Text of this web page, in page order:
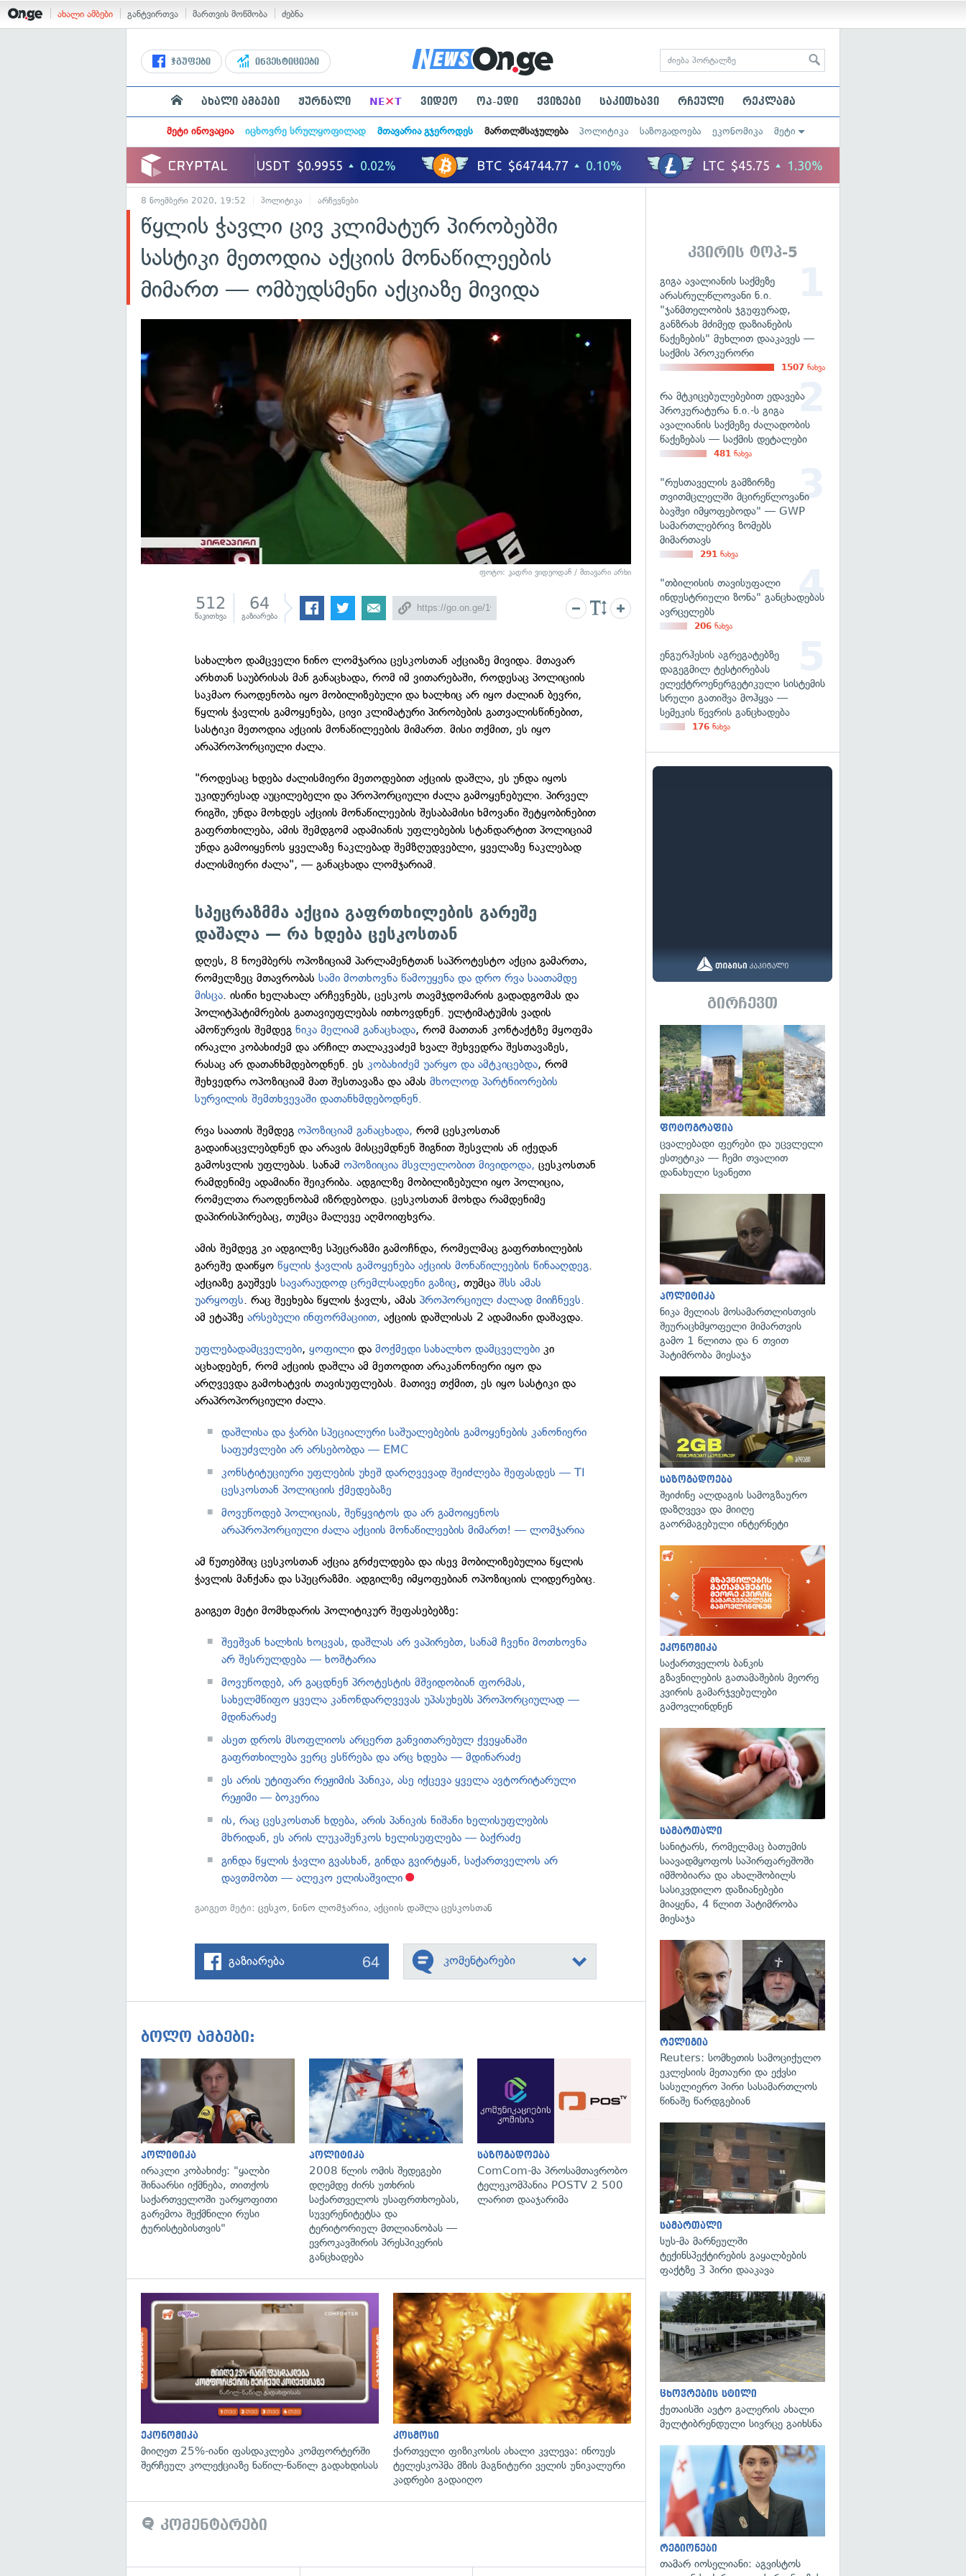
ახალი ამბები განტვირთვა მართვის მოწმობა ძებნა
ჯგუფები ინვესტიციები
ახალი ამბები ჟურნალი NE×T ვიდეო ოპ-ედი ქვიზები საკითხავი რჩეული რეკლამა
მეტი ინოვაცია იცხოვრე სრულყოფილად მთავარია გჯეროდეს მართლმსაჯულება პოლიტიკა საზოგადოება ეკონომიკა მეტი
8 ნოემბერი 2020, 19:52 პოლიტიკა არჩევნები
წყლის ჭავლი ცივ კლიმატურ პირობებში
სასტიკი მეთოდია აქციის მონაწილეების
მიმართ — ომბუდსმენი აქციაზე მივიდა
ფოტო: კადრი ვიდეოდან / მთავარი არხი
512
წაკითხვა
64
გაზიარება
სახალხო დამცველი ნინო ლომჯარია ცესკოსთან აქციაზე მივიდა. მთავარ
არხთან საუბრისას მან განაცხადა, რომ იმ ვითარებაში, როდესაც პოლიციის
საკმაო რაოდენობა იყო მობილიზებული და ხალხიც არ იყო ძალიან ბევრი,
წყლის ჭავლის გამოყენება, ცივი კლიმატური პირობების გათვალისწინებით,
სასტიკი მეთოდია აქციის მონაწილეების მიმართ. მისი თქმით, ეს იყო
არაპროპორციული ძალა.
"როდესაც ხდება ძალისმიერი მეთოდებით აქციის დაშლა, ეს უნდა იყოს
უკიდურესად აუცილებელი და პროპორციული ძალა გამოყენებული. პირველ
რიგში, უნდა მოხდეს აქციის მონაწილეების შესაბამისი ხმოვანი შეტყობინებით
გაფრთხილება, ამის შემდგომ ადამიანის უფლებების სტანდარტით პოლიციამ
უნდა გამოიყენოს ყველაზე ნაკლებად შემზღუდვებლი, ყველაზე ნაკლებად
ძალისმიერი ძალა", — განაცხადა ლომჯარიამ.
სპეცრაზმმა აქცია გაფრთხილების გარეშე
დაშალა — რა ხდება ცესკოსთან
დღეს, 8 ნოემბერს ოპოზიციამ პარლამენტთან საპროტესტო აქცია გამართა,
რომელზეც მთავრობასსამი მოთხოვნა წამოუყენა და დრო რვა საათამდე
მისცა. ისინი ხელახალ არჩევნებს, ცესკოს თავმჯდომარის გადადგომას და
პოლიტპატიმრების გათავიუფლებას ითხოვდნენ. ულტიმატუმის ვადის
ამოწურვის შემდეგნიკა მელიამ განაცხადა, რომ მათთან კონტაქტზე მყოფმა
ირაკლი კობახიძემ და არჩილ თალაკვაძემ ხვალ შეხვედრა შესთავაზეს,
რასაც არ დათანხმდებოდნენ. ესკობახიძემ უარყო და ამტკიცებდა, რომ
შეხვედრა ოპოზიციამ მათ შესთავაზა და ამასმხოლოდ პარტნიორების
სურვილის შემთხვევაში დათანხმდებოდნენ.
რვა საათის შემდეგოპოზიციამ განაცხადა, რომ ცესკოსთან
გადაინაცვლებდნენ და არავის მისცემდნენ შიგნით შესვლის ან იქედან
გამოსვლის უფლებას. სანამოპოზიიცია მსვლელობით მივიდოდა, ცესკოსთან
რამდენიმე ადამიანი შეიკრიბა. ადგილზე მობილიზებული იყო პოლიცია,
რომელთა რაოდენობამ იზრდებოდა. ცესკოსთან მოხდა რამდენიმე
დაპირისპირებაც, თუმცა მალევე აღმოიფხვრა.
ამის შემდეგ კი ადგილზე სპეცრაზმი გამოჩნდა, რომელმაც გაფრთხილების
გარეშე დაიწყოწყლის ჭავლის გამოყენება აქციის მონაწილეების წინააღდეგ.
აქციაზე გაუშვესსავარაუდოდ ცრემლსადენი გაზიც, თუმცაშსს ამას
უარყოფს. რაც შეეხება წყლის ჭავლს, ამასპროპორციულ ძალად მიიჩნევს.
ამ ეტაპზეარსებული ინფორმაციით, აქციის დაშლისას 2 ადამიანი დაშავდა.
უფლებადამცველები,ყოფილი დამოქმედი სახალხო დამცველები კი
აცხადებენ, რომ აქციის დაშლა ამ მეთოდით არაკანონიერი იყო და
არღვევდა გამოხატვის თავისუფლებას. მათივე თქმით, ეს იყო სასტიკი და
არაპროპორციული ძალა.
დაშლისა და ჭარბი სპეციალური საშუალებების გამოყენების კანონიერი
საფუძვლები არ არსებობდა — EMC
კონსტიტუციური უფლების უხეშ დარღვევად შეიძლება შეფასდეს — TI
ცესკოსთან პოლიციის ქმედებაზე
მოვუწოდებ პოლიციას, შეწყვიტოს და არ გამოიყენოს
არაპროპორციული ძალა აქციის მონაწილეების მიმართ! — ლომჯარია
ამ წუთებშიც ცესკოსთან აქცია გრძელდება და ისევ მობილიზებულია წყლის
ჭავლის მანქანა და სპეცრაზმი. ადგილზე იმყოფებიან ოპოზიციის ლიდერებიც.
გაიგეთ მეტი მომხდარის პოლიტიკურ შეფასებებზე:
შეეშვან ხალხის ხოცვას, დაშლას არ ვაპირებთ, სანამ ჩვენი მოთხოვნა
არ შესრულდება — ხოშტარია
მოვუწოდებ, არ გაცდნენ პროტესტის მშვიდობიან ფორმას,
სახელმწიფო ყველა კანონდარღვევას უპასუხებს პროპორციულად —
მდინარაძე
ასეთ დროს მსოფლიოს არცერთ განვითარებულ ქვეყანაში
გაფრთხილება ვერც ესწრება და არც ხდება — მდინარაძე
ეს არის უტიფარი რეჟიმის პანიკა, ასე იქცევა ყველა ავტორიტარული
რეჟიმი — ბოკერია
ის, რაც ცესკოსთან ხდება, არის პანიკის ნიშანი ხელისუფლების
მხრიდან, ეს არის ლუკაშენკოს ხელისუფლება — ბაქრაძე
გინდა წყლის ჭავლი გვასხან, გინდა გვირტყან, საქართველოს არ
დავთმობთ — ალეკო ელისაშვილი
გაიგეთ მეტი:ცესკო,ნინო ლომჯარია,აქციის დაშლა ცესკოსთან
გაზიარება 64 კომენტარები
ბოლო ამბები:
გადახედვა
პოლიტიკა
ირაკლი კობახიძე: "ყალბი
შინაარსი იქმნება, თითქოს
საქართველოში უარყოფითი
გარემოა შექმნილი რუსი
ტურისტებისთვის"
პოლიტიკა
2008 წლის ომის შედეგები
დღემდე ძირს უთხრის
საქართველოს უსაფრთხოებას,
სუვერენიტეტსა და
ტერიტორიულ მთლიანობას —
ევროკავშირის პრესპიკერის
განცხადება
გადახედვა
საზოგადოება
ComCom-მა პროსამთავრობო
ტელეკომპანია POSTV 2 500
ლარით დააჯარიმა
ეკონომიკა
მიიღეთ 25%-იანი ფასდაკლება კომფორტერში
შერჩეულ კოლექციაზე ნაწილ-ნაწილ გადახდისას
გადახედვა
კოსმოსი
ქართველი ფიზიკოსის ახალი კვლევა: ინოუეს
ტელესკოპმა მზის მაგნიტური ველის უნიკალური
კადრები გადაიღო
კომენტარები
კვირის ტოპ-5
გიგა ავალიანის საქმეზე
არასრულწლოვანი ნ.ი.
"ჯანმთელობის ჯგუფურად,
განზრახ მძიმედ დაზიანების
წაქეზების" მუხლით დააკავეს —
საქმის პროკურორი
1507 ნახვა
რა მტკიცებულებებით ედავება
პროკურატურა ნ.ი.-ს გიგა
ავალიანის საქმეზე ძალადობის
წაქეზებას — საქმის დეტალები
481 ნახვა
"რუსთაველის გამზირზე
თვითმცლელში მცირეწლოვანი
ბავშვი იმყოფებოდა" — GWP
სამართლებრივ ზომებს
მიმართავს
291 ნახვა
"თბილისის თავისუფალი
ინდუსტრიული ზონა" განცხადებას
ავრცელებს
206 ნახვა
ენგურჰესის აგრეგატებზე
დაგეგმილ ტესტირებას
ელექტროენერგეტიკული სისტემის
სრული გათიშვა მოჰყვა —
სემეკის წევრის განცხადება
176 ნახვა
გირჩევთ
ფოტოგრაფია
ცვალებადი ფერები და უცვლელი
ესთეტიკა — ჩემი თვალით
დანახული სვანეთი
პოლიტიკა
ნიკა მელიას მოსამართლისთვის
შეურაცხმყოფელი მიმართვის
გამო 1 წლითა და 6 თვით
პატიმრობა მიესაჯა
საზოგადოება
შეიძინე ალდაგის სამოგზაურო
დაზღვევა და მიიღე
გაორმაგებული ინტერნეტი
ეკონომიკა
საქართველოს ბანკის
გზავნილების გათამაშების მეორე
კვირის გამარჯვებულები
გამოვლინდნენ
სამართალი
სანიტარს, რომელმაც ბათუმის
საავადმყოფოს საპირფარეშოში
იმშობიარა და ახალშობილს
სასიკვდილო დაზიანებები
მიაყენა, 4 წლით პატიმრობა
მიესაჯა
რელიგია
Reuters: სომხეთის სამოციქულო
ეკლესიის მეთაური და ექვსი
სასულიერო პირი სასამართლოს
წინაშე წარდგებიან
სამართალი
სუს-მა მარნეულში
ტექინსპექტირების გაყალბების
ფაქტზე 3 პირი დააკავა
ცხოვრების სტილი
ქუთაისში ავტო გალერის ახალი
მულტიბრენდული სივრცე გაიხსნა
რეგიონები
თამარ იოსელიანი: აგვისტოს